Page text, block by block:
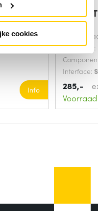
cookies
Info
IBM
interne
HDD
Hot-swap:
Interface:
285,-
Voorraad